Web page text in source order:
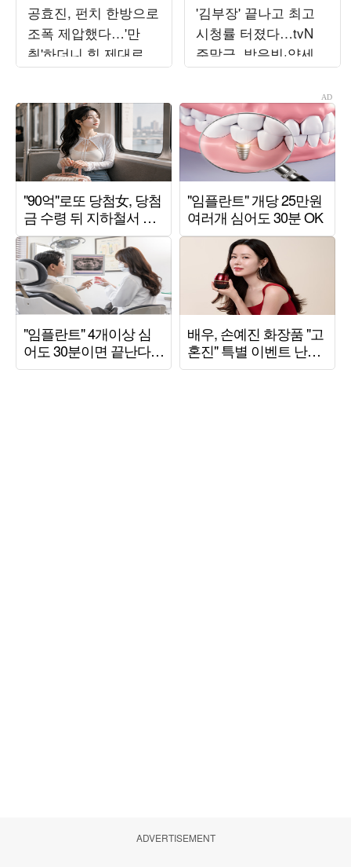
공효진, 펀치 한방으로
조폭 제압했다…'만
취'하더니 힘 제대로
발휘하네 ('유부녀')[중
'김부장' 끝나고 최고
시청률 터졌다…tvN
주말극, 박은빈·양세종
·옹성우 삼각관계 ('오
ADVERTISEMENT